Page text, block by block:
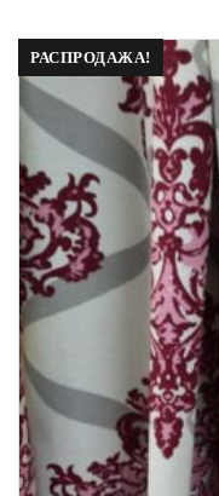
РАСПРОДАЖА!